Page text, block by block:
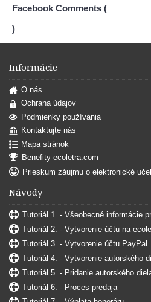
Facebook Comments (
)
Informácie
O nás
Ochrana údajov
Podmienky používania
Kontaktujte nás
Mapa stránok
Benefity ecoletra.com
Prieskum záujmu o elektronické
Návody
Tutoriál 1. - Všeobecné informácie
Tutoriál 2. - Vytvorenie účtu na
Tutoriál 3. - Vytvorenie účtu PayPal
Tutoriál 4. - Vytvorenie autorského
Tutoriál 5. - Pridanie autorského
Tutoriál 6. - Proces predaja